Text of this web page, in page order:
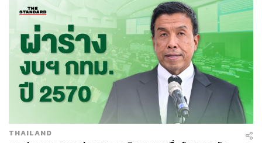
ด้าน พรพรหม วิกิตเศรษฐ์ ที่ปรึกษาผู้ว่าฯ กทม. ด้านสิ่ง
แวดล้อม กล่าวถึงเกณฑ์การคัดเลือกเส้นทางนำร่องโครงการ
ไม่เทรวมว่า กทม. ได้ตั้งไว้ 4 ประเด็น คือ 1. จำนวนประชากร
2. ปริมาณขยะต่อวัน 3. ขนาดพื้นที่เขต 4. จำนวนชุมชน จาก
นั้นดำเนินการหาค่าเฉลี่ยของทั้ง 50 เขตมา และจะนำร่อง
โครงการเป็นเวลา 2 เดือน คือ กันยายน-ตุลาคมนี้ ก่อนจะ
พัฒนาขยายพื้นที่เส้นทางอื่นๆ ต่อไป
ทั้งนี้ ได้เลือกเขตพญาไทเพราะมีค่าเฉลี่ยต่ำกว่าเกณฑ์
ทั้งหมด เขตหนองแขม เพราะมีค่าเฉลี่ยสูงกว่าเกณฑ์ทั้งหมด
THAILAND